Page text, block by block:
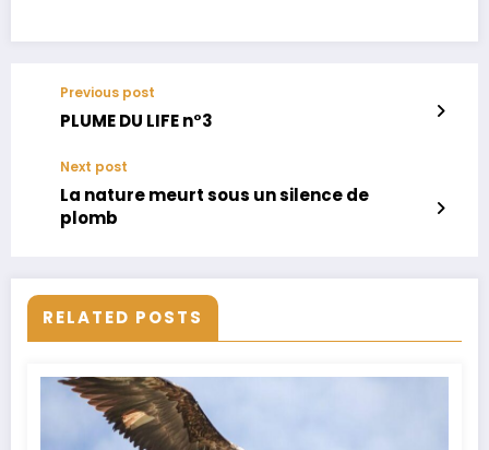
Previous post
PLUME DU LIFE n°3
Next post
La nature meurt sous un silence de
plomb
RELATED POSTS